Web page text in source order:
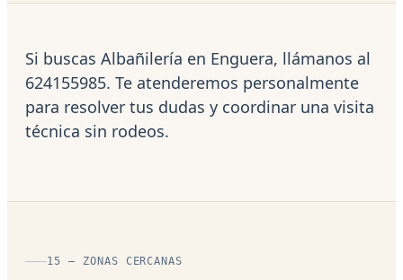
Si buscas Albañilería en Enguera, llámanos al
624155985. Te atenderemos personalmente
para resolver tus dudas y coordinar una visita
técnica sin rodeos.
15 — ZONAS CERCANAS